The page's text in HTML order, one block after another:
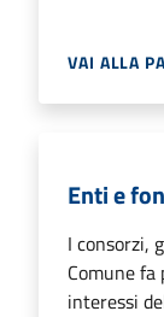
VAI ALLA
Enti e
I consorzi,
Comune
interessi